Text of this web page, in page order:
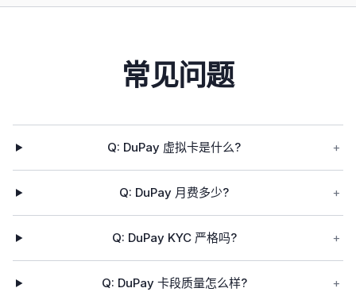
常见问题
Q: DuPay 虚拟卡是什么? +
Q: DuPay 月费多少? +
Q: DuPay KYC 严格吗? +
Q: DuPay 卡段质量怎么样? +